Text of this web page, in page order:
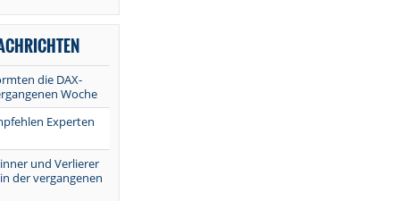
die DAX-
Woche
Experten
und Verlierer
der vergangenen